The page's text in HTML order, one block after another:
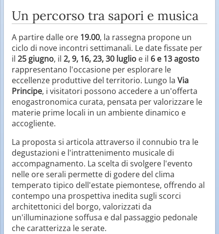
Un percorso tra sapori e musica
A partire dalle ore 19.00, la rassegna propone un
ciclo di nove incontri settimanali. Le date fissate per
il 25 giugno, il 2, 9, 16, 23, 30 luglio e il 6 e 13 agosto
rappresentano l'occasione per esplorare le
eccellenze produttive del territorio. Lungo la Via
Principe, i visitatori possono accedere a un'offerta
enogastronomica curata, pensata per valorizzare le
materie prime locali in un ambiente dinamico e
accogliente.
La proposta si articola attraverso il connubio tra le
degustazioni e l'intrattenimento musicale di
accompagnamento. La scelta di svolgere l'evento
nelle ore serali permette di godere del clima
temperato tipico dell'estate piemontese, offrendo al
contempo una prospettiva inedita sugli scorci
architettonici del borgo, valorizzati da
un'illuminazione soffusa e dal passaggio pedonale
che caratterizza le serate.